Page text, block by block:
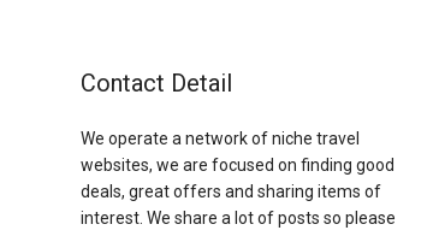
Contact Detail
We operate a network of niche travel
websites, we are focused on finding good
deals, great offers and sharing items of
interest. We share a lot of posts so please